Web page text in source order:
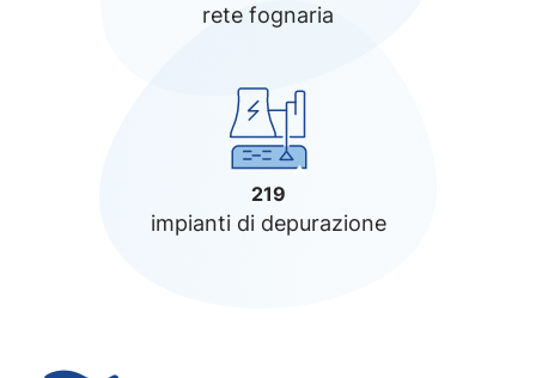
rete fognaria
219
impianti di depurazione